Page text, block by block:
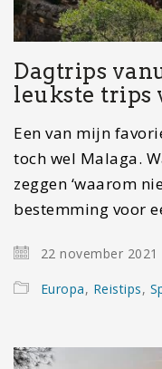
Dagtrips
leukste trips
Een van mijn
toch wel Malaga.
zeggen ‘waarom
bestemming voor
22 november 2021
Europa, Reistips,